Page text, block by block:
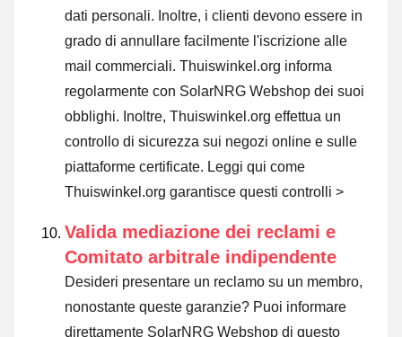
dati personali. Inoltre, i clienti devono essere in
grado di annullare facilmente l'iscrizione alle
mail commerciali. Thuiswinkel.org informa
regolarmente con SolarNRG Webshop dei suoi
obblighi. Inoltre, Thuiswinkel.org effettua un
controllo di sicurezza sui negozi online e sulle
piattaforme certificate. Leggi qui come
Thuiswinkel.org garantisce questi controlli >
Valida mediazione dei reclami e
Comitato arbitrale indipendente
Desideri presentare un reclamo su un membro,
nonostante queste garanzie? Puoi informare
direttamente SolarNRG Webshop di questo